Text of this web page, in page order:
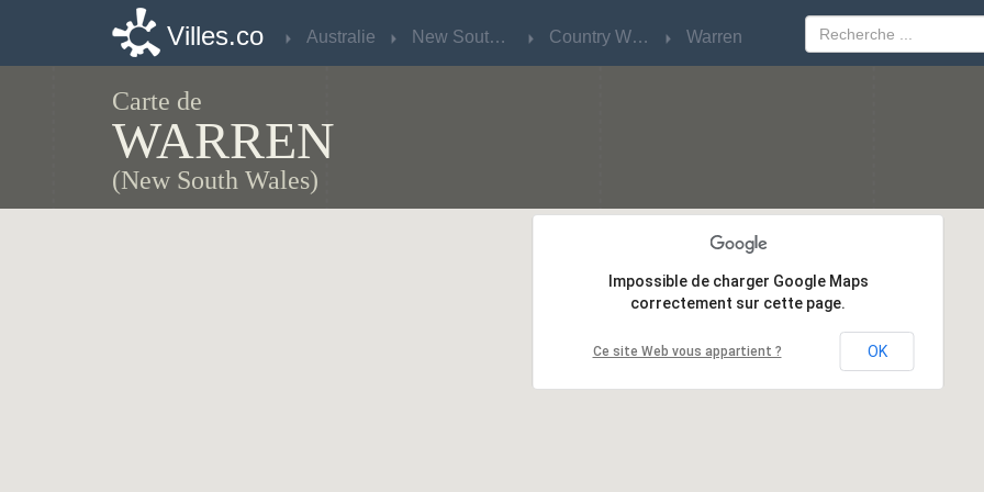
Villes.co Australie New South Wales Country West Warren
Carte de
WARREN
(New South Wales)
Impossible de charger Google Maps
correctement sur cette page.
Ce site Web vous appartient ? OK
Impossible de charger Google Maps
correctement sur cette page.
Ce site Web vous appartient ? OK
Villes.co Australie New South Wales Country West Warren